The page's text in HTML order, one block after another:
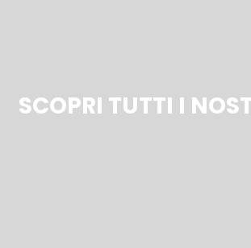
SCOPRI TUTTI I